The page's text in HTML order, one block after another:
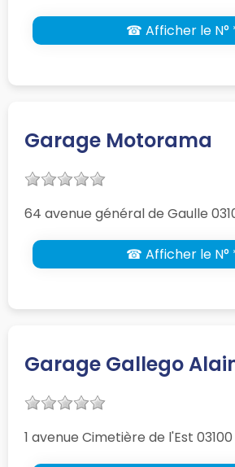
☎ Afficher le N°
Garage Motorama
64 avenue général de Gaulle
☎ Afficher le N°
Garage Gallego
1 avenue Cimetière de l'Est